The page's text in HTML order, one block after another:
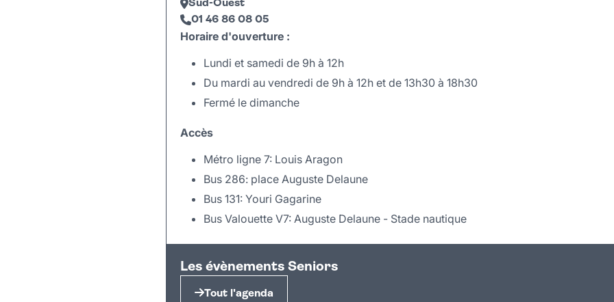
Sud-Ouest
01 46 86 08 05
Horaire d'ouverture :
Lundi et samedi de 9h à 12h
Du mardi au vendredi de 9h à 12h et de 13h30 à 18h30
Fermé le dimanche
Accès
Métro ligne 7: Louis Aragon
Bus 286: place Auguste Delaune
Bus 131: Youri Gagarine
Bus Valouette V7: Auguste Delaune - Stade nautique
+
−
Les évènements Seniors
Tout l'agenda